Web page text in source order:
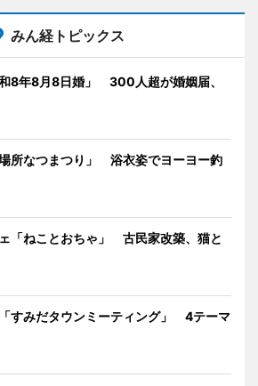
みん経トピックス
8年8月8日婚」 300人超が婚姻届、
所なつまつり」 浴衣姿でヨーヨー釣
「ねことおちゃ」 古民家改築、猫と
すみだタウンミーティング」 4テーマ